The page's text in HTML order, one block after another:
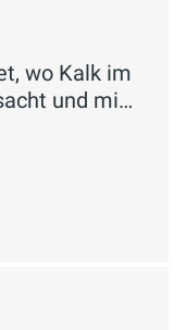
wo Kalk im
und mit
lassen.